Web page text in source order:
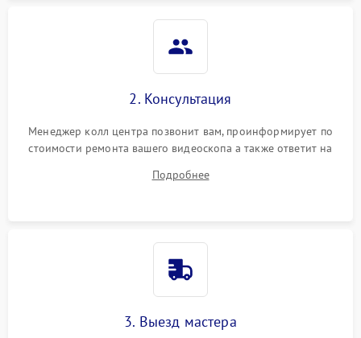
2. Консультация
Менеджер колл центра позвонит вам, проинформирует по
стоимости ремонта вашего видеоскопа а также ответит на
Подробнее
3. Выезд мастера